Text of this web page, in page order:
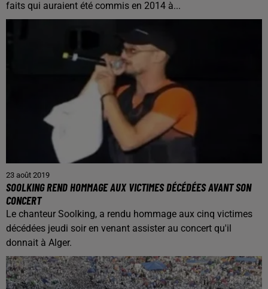
faits qui auraient été commis en 2014 à...
23 août 2019
SOOLKING REND HOMMAGE AUX VICTIMES DÉCÉDÉES AVANT SON
CONCERT
Le chanteur Soolking, a rendu hommage aux cinq victimes
décédées jeudi soir en venant assister au concert qu'il
donnait à Alger.